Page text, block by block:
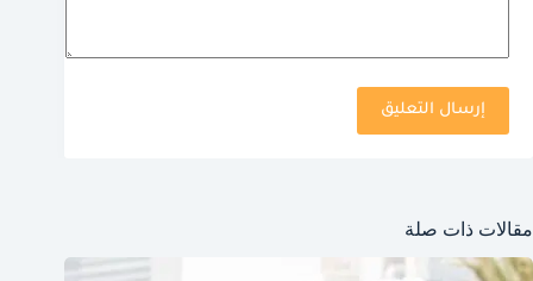
إرسال التعليق
مقالات ذات صلة